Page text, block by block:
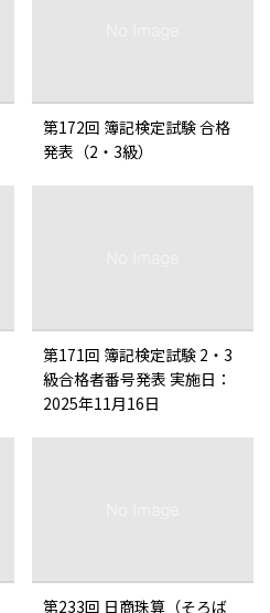
第172回 簿記検定試験 合格
発表（2・3級）
第171回 簿記検定試験 2・3
級合格者番号発表 実施日：
2025年11月16日
第233回 日商珠算（そろば